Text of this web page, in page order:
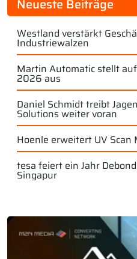
Neueste Beiträge
Westland verstärkt
Industriewalzen
Martin Automatic stellt auf
2026 aus
Daniel Schmidt treibt
Solutions weiter voran
Hoenle erweitert UV Scan
tesa feiert ein Jahr
Singapur